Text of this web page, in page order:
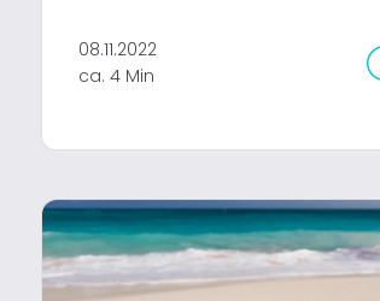
08.11.2022
ca. 4 Min